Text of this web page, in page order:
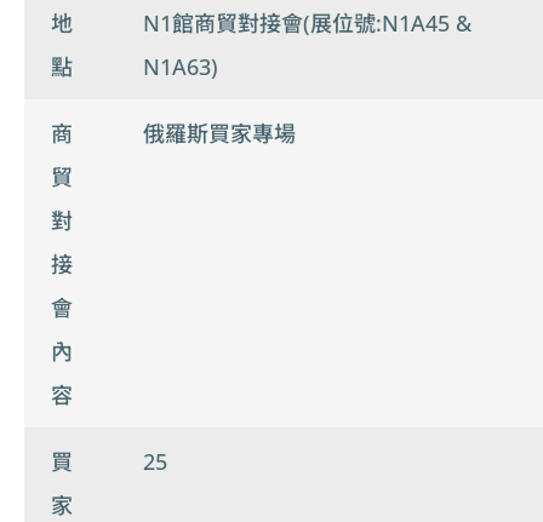
地
點
N1館商貿對接會(展位號:N1A45 &
N1A63)
商
貿
對
接
會
內
容
俄羅斯買家專場
買
家
25